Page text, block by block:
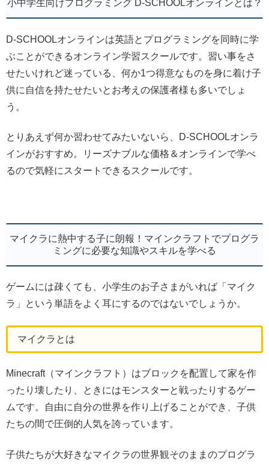
小中学生向けプログラミング D-SCHOOLオンラインとは？
D-SCHOOLオンラインは英語とプログラミングを同時に学
ぶことができるオンライン学習スクールです。習い事をさ
せたいけれど迷っている、何か1つ得意なものを身に着け子
供に自信を持たせたいとお考えの保護者様も多いでしょ
う。
とりあえず何か習わせてみたいないら、D-SCHOOLオンラ
インがおすすめ。リーズナブルな価格＆オンラインで学べ
るので気軽にスタートできるスクールです。
マイクラに熱中する子に朗報！マインクラフトでプログラ
ミングに必要な知識やスキルを学べる
ゲームには疎くても、小学生のお子さまがいれば「マイク
ラ」という単語をよく耳にするのではないでしょうか。
マイクラとは
Minecraft（マインクラフト）はブロックを配置して家を作
ったり壊したり、ときにはモンスターと戦ったりするゲー
ムです。自由に自分の世界を作り上げることができ、子供
たちの間で圧倒的人気を誇っています。
子供たちが大好きなマイクラの世界観そのままのプログラ